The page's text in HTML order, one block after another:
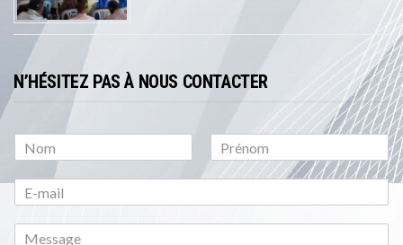
N’HÉSITEZ PAS À NOUS CONTACTER
r
n
o
o